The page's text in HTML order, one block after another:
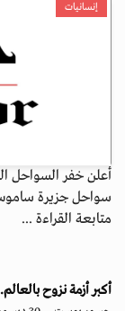
إنسانيات
أعلن خفر السواحل
سواحل جزيرة
متابعة القراءة ...
أكبر أزمة نزوح بالعالم..